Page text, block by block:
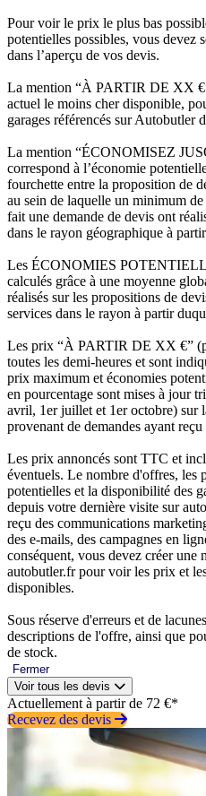
Pour voir le prix le plus bas
potentielles possibles, vous devez
dans l’aperçu de vos devis.
La mention “À PARTIR DE XX
actuel le moins cher disponible,
garages référencés sur Autobutler
La mention “ÉCONOMISEZ
correspond à l’économie
fourchette entre la proposition de
au sein de laquelle un minimum
fait une demande de devis ont
dans le rayon géographique à
Les ÉCONOMIES
calculés grâce à une moyenne
réalisés sur les propositions de
services dans le rayon à partir
Les prix “À PARTIR DE XX €”
toutes les demi-heures et sont
prix maximum et économies
en pourcentage sont mises à jour
avril, 1er juillet et 1er octobre) sur
provenant de demandes ayant
Les prix annoncés sont TTC et
éventuels. Le nombre d'offres, les
potentielles et la disponibilité des
depuis votre dernière visite sur
reçu des communications
des e-mails, des campagnes en
conséquent, vous devez créer une
autobutler.fr pour voir les prix et
disponibles.
Sous réserve d'erreurs et de
descriptions de l'offre, ainsi que
de stock.
Fermer
Voir tous les devis
Actuellement à partir de 72 €*
Recevez des devis